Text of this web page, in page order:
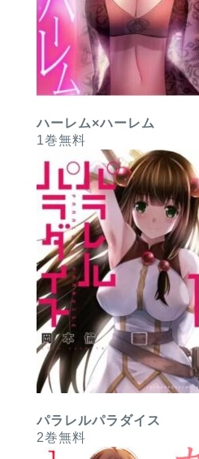
ハーレム×ハーレム
1巻無料
パラレルパラダイス
2巻無料